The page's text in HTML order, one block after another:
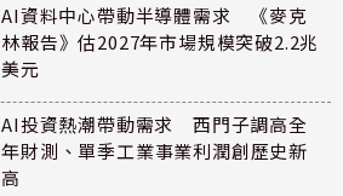
AI資料中心帶動半導體需求 《麥克
林報告》估2027年市場規模突破2.2兆
美元
AI投資熱潮帶動需求 西門子調高全
年財測、單季工業事業利潤創歷史新
高